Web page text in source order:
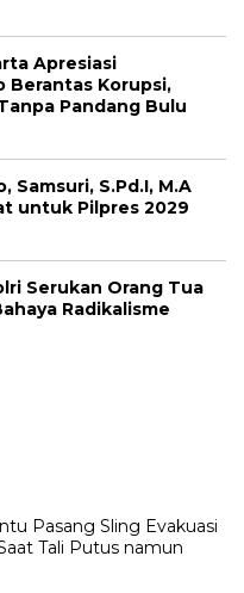
Apresiasi
Berantas Korupsi,
Pandang Bulu
Samsuri, S.Pd.I, M.A
untuk Pilpres 2029
Serukan Orang Tua
Radikalisme